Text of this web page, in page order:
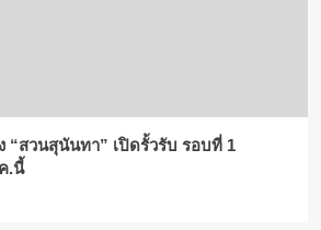
“สวนสุนันทา” เปิดรั้วรับ รอบที่ 1
.นี้